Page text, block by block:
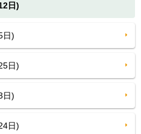
日)
日)
日)
日)
日)